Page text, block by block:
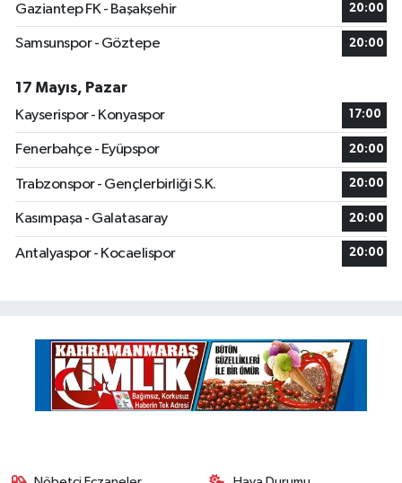
Gaziantep FK - Başakşehir 20:00
Samsunspor - Göztepe 20:00
17 Mayıs, Pazar
Kayserispor - Konyaspor
17:00
Fenerbahçe - Eyüpspor 20:00
Trabzonspor - Gençlerbirliği S.K. 20:00
Kasımpaşa - Galatasaray 20:00
Antalyaspor - Kocaelispor 20:00